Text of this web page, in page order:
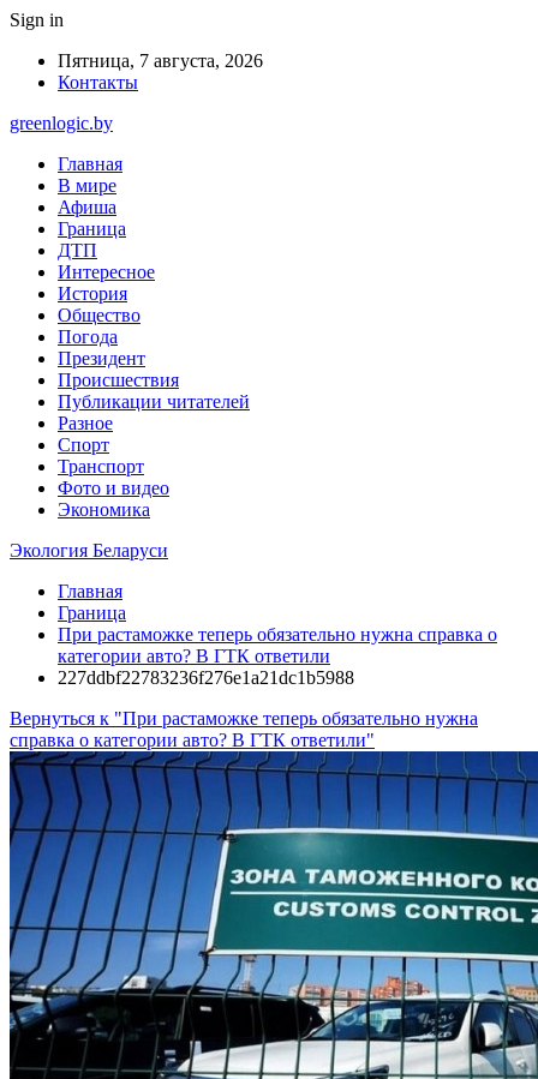
Sign in
Пятница, 7 августа, 2026
Контакты
greenlogic.by
Главная
В мире
Афиша
Граница
ДТП
Интересное
История
Общество
Погода
Президент
Происшествия
Публикации читателей
Разное
Спорт
Транспорт
Фото и видео
Экономика
Экология Беларуси
Главная
Граница
При растаможке теперь обязательно нужна справка о
категории авто? В ГТК ответили
227ddbf22783236f276e1a21dc1b5988
Вернуться к "При растаможке теперь обязательно нужна
справка о категории авто? В ГТК ответили"